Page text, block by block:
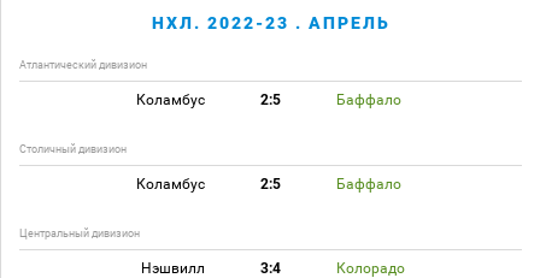
НХЛ. 2022-23 . АПРЕЛЬ
Атлантический дивизион
Коламбус 2:5 Баффало
Столичный дивизион
Коламбус 2:5 Баффало
Центральный дивизион
Нэшвилл 3:4 Колорадо